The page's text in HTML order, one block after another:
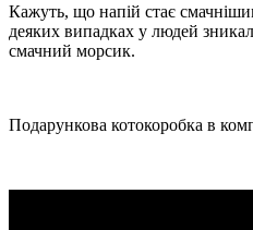
Кажуть, що напій стає
деяких випадках у людей
смачний морсик.
Подарункова котокоробка в